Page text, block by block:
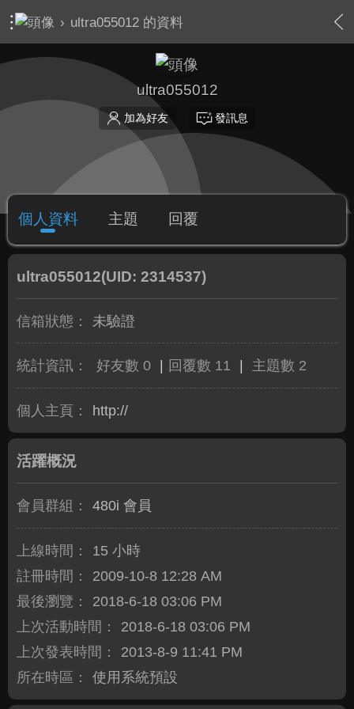
› ultra055012 的資料
ultra055012
加為好友 發訊息
個人資料 主題 回覆
ultra055012(UID: 2314537)
信箱狀態： 未驗證
統計資訊： 好友數 0 回覆數 11 主題數 2
個人主頁： http://
活躍概況
會員群組： 480i 會員
上線時間：
15 小時
註冊時間：
2009-10-8 12:28 AM
最後瀏覽：
2018-6-18 03:06 PM
上次活動時間：
2018-6-18 03:06 PM
上次發表時間：
2013-8-9 11:41 PM
所在時區：
使用系統預設